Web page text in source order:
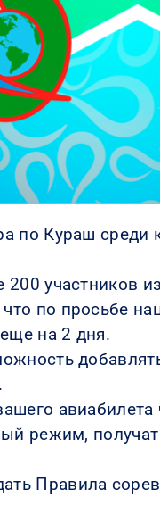
по Кураш
участников
по просьбе
на 2 дня.
авиабилета
режим,
Правила